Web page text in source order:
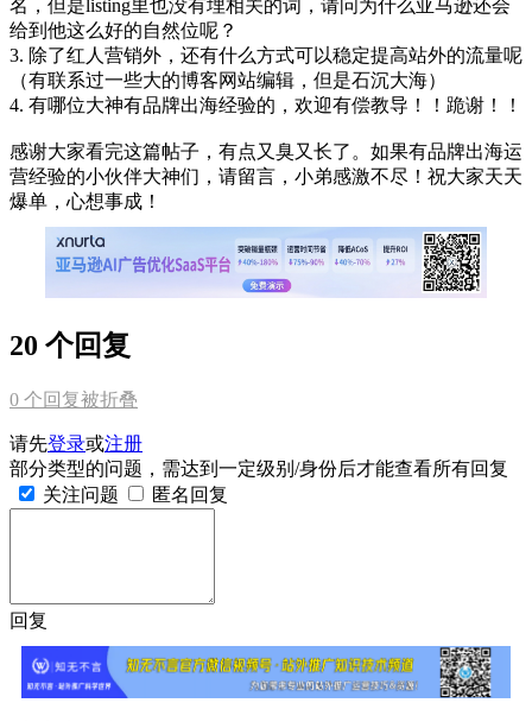
名，但是listing里也没有埋相关的词，请问为什么亚马逊还会
给到他这么好的自然位呢？
3. 除了红人营销外，还有什么方式可以稳定提高站外的流量呢
（有联系过一些大的博客网站编辑，但是石沉大海）
4. 有哪位大神有品牌出海经验的，欢迎有偿教导！！跪谢！！
感谢大家看完这篇帖子，有点又臭又长了。如果有品牌出海运
营经验的小伙伴大神们，请留言，小弟感激不尽！祝大家天天
爆单，心想事成！
20 个回复
0 个回复被折叠
请先登录或注册
部分类型的问题，需达到一定级别/身份后才能查看所有回复
关注问题
匿名回复
回复